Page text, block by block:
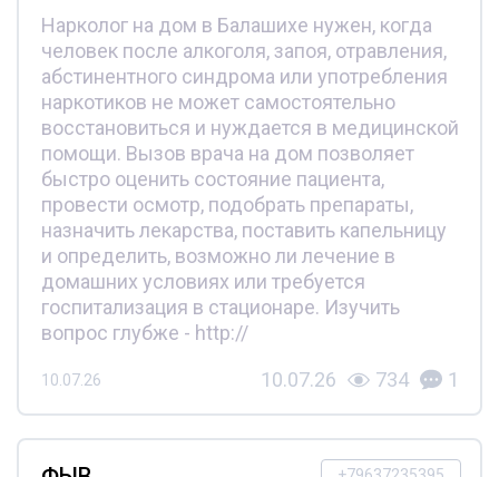
Нарколог на дом в Балашихе нужен, когда
человек после алкоголя, запоя, отравления,
абстинентного синдрома или употребления
наркотиков не может самостоятельно
восстановиться и нуждается в медицинской
помощи. Вызов врача на дом позволяет
быстро оценить состояние пациента,
провести осмотр, подобрать препараты,
назначить лекарства, поставить капельницу
и определить, возможно ли лечение в
домашних условиях или требуется
госпитализация в стационаре. Изучить
вопрос глубже - http://
10.07.26 10.07.26 734 1